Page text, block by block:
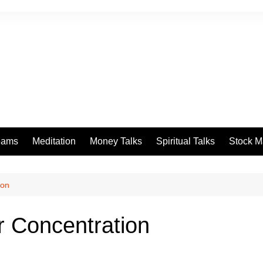
Meditation Money Talks Spiritual Talks Stock
Concentration